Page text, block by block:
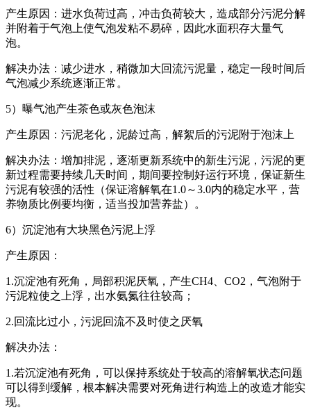
产生原因：进水负荷过高，冲击负荷较大，造成部分污泥分解
并附着于气泡上使气泡发粘不易碎，因此水面积存大量气
泡。
解决办法：减少进水，稍微加大回流污泥量，稳定一段时间后
气泡减少系统逐渐正常。
5）曝气池产生茶色或灰色泡沫
产生原因：污泥老化，泥龄过高，解絮后的污泥附于泡沫上
解决办法：增加排泥，逐渐更新系统中的新生污泥，污泥的更
新过程需要持续几天时间，期间要控制好运行环境，保证新生
污泥有较强的活性（保证溶解氧在1.0～3.0内的稳定水平，营
养物质比例要均衡，适当投加营养盐）。
6）沉淀池有大块黑色污泥上浮
产生原因：
1.沉淀池有死角，局部积泥厌氧，产生CH4、CO2，气泡附于
污泥粒使之上浮，出水氨氮往往较高；
2.回流比过小，污泥回流不及时使之厌氧
解决办法：
1.若沉淀池有死角，可以保持系统处于较高的溶解氧状态问题
可以得到缓解，根本解决需要对死角进行构造上的改造才能实
现。